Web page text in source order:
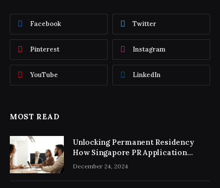
Facebook Twitter
Pinterest Instagram
YouTube LinkedIn
MOST READ
Unlocking Permanent Residency
How Singapore PR Application
Consultancy Simplifies the Process
December 24, 2024